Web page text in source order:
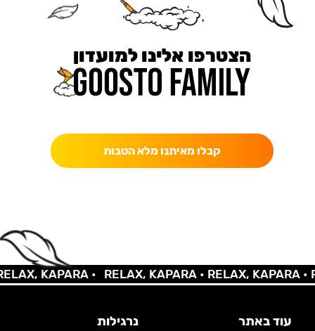
הצטרפו אלינו למועדון
קבלו מאיתנו מלא הטבות
KAPARA • RELAX, KAPARA •RELAX, KAPARA •
עוד באתר נרגילות